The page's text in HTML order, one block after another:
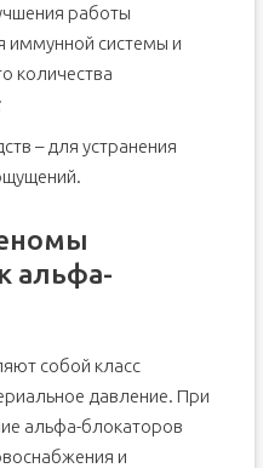
работы
иммунной системы и
количества
– для устранения
альфа-
собой класс
давление. При
альфа-блокаторов
и